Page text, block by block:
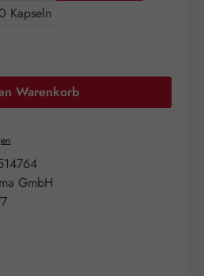
Kapseln
Gib den gewünschten
Warenkorb
GmbH